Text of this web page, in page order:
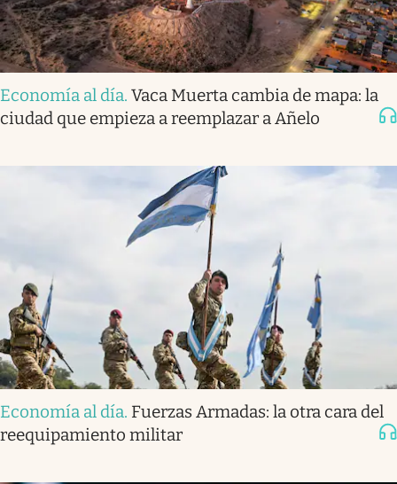
Economía al día. Vaca Muerta cambia de mapa: la
ciudad que empieza a reemplazar a Añelo
Economía al día. Fuerzas Armadas: la otra cara del
reequipamiento militar